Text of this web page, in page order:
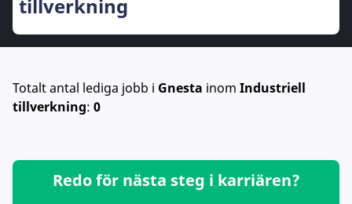
tillverkning
Totalt antal lediga jobb i Gnesta inom Industriell
tillverkning: 0
Redo för nästa steg i karriären?